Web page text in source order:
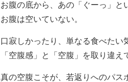
お腹の底から、あの「ぐーっ」と
お腹は空いていない。
口寂しかったり、単なる食べたい
「空腹感」と「空腹」を取り違え
真の空腹こそが、若返りへのパス